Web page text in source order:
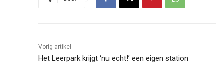
Vorig artikel
Het Leerpark krijgt ‘nu echt!’ een eigen station